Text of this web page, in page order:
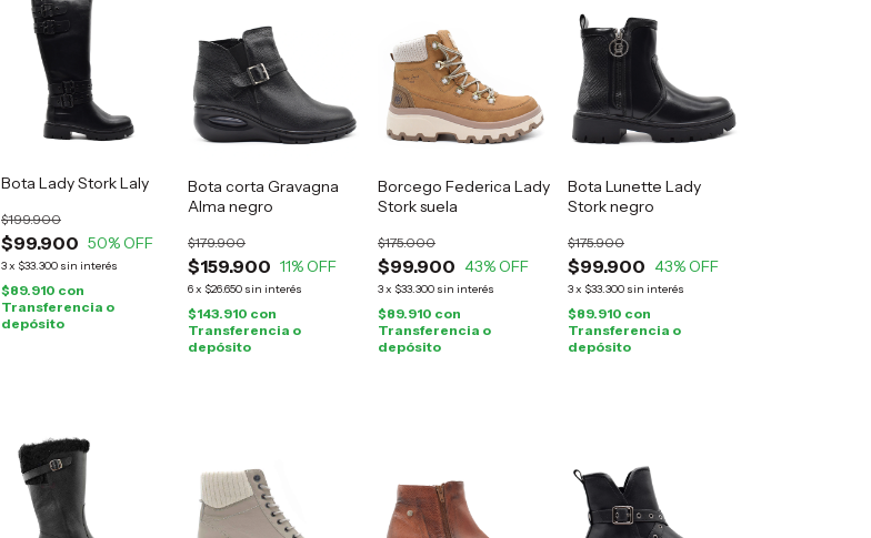
Bota Lady Stork Laly
$99.900
$199.900
50% OFF
3x $33.300 sin interés
$89.910 con
Transferencia o
depósito
Bota corta Gravagna
Alma negro
$159.900
$179.900
11% OFF
6x $26.650 sin interés
$143.910 con
Transferencia o
depósito
Borcego Federica Lady
Stork suela
$99.900
$175.000
43% OFF
3x $33.300 sin interés
$89.910 con
Transferencia o
depósito
Bota Lunette Lady
Stork negro
$99.900
$175.900
43% OFF
3x $33.300 sin interés
$89.910 con
Transferencia o
depósito